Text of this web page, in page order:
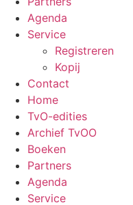
Agenda
Service
Registreren
Kopij
Contact
Home
TvO-edities
Archief TvOO
Boeken
Partners
Agenda
Service